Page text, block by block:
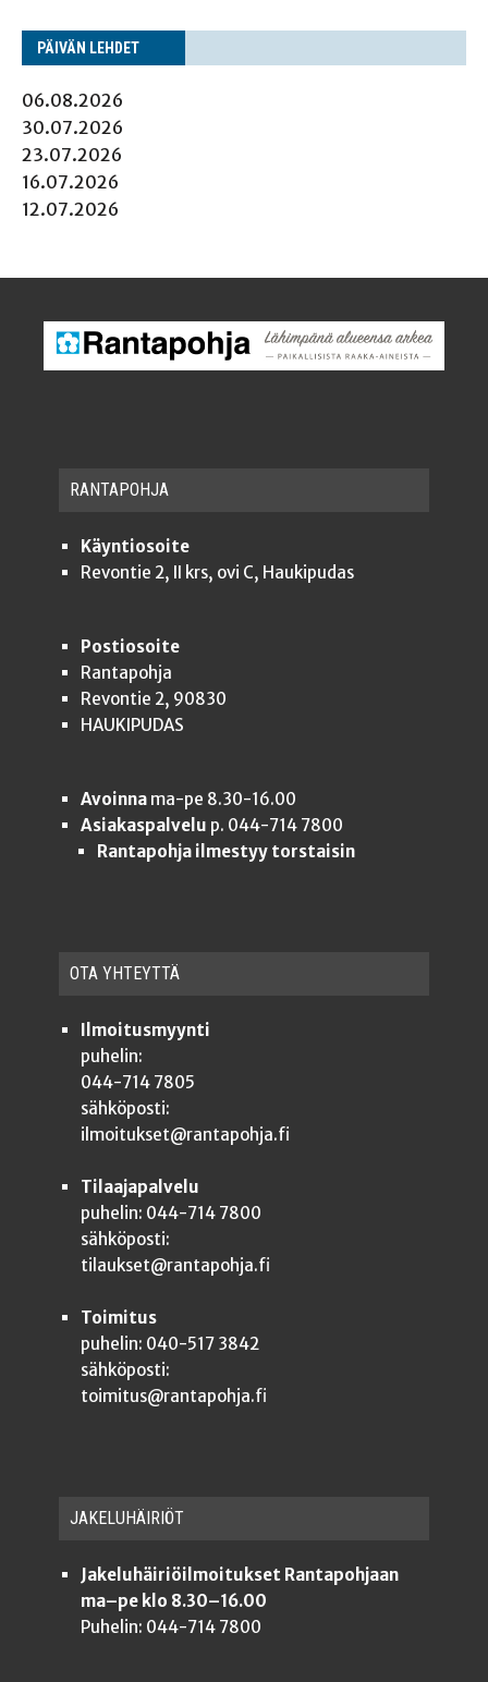
PÄI­VÄN LEHDET
06.08.2026
30.07.2026
23.07.2026
16.07.2026
12.07.2026
RAN­TA­POH­JA
Käyntiosoite
Revontie 2, II krs, ovi C, Haukipudas
Postiosoite
Rantapohja
Revontie 2, 90830
HAUKIPUDAS
Avoinnama-pe 8.30-16.00
Asiakaspalvelu p. 044-714 7800
Rantapohja ilmestyy torstaisin
OTA YHTEYT­TÄ
Ilmoitusmyynti
puhelin:
044-714 7805
sähköposti:
ilmoitukset@rantapohja.fi
Tilaajapalvelu
puhelin: 044-714 7800
sähköposti:
tilaukset@rantapohja.fi
Toimitus
puhelin: 040-517 3842
sähköposti:
toimitus@rantapohja.fi
JAKE­LU­HÄI­RIÖT
Jakeluhäiriöilmoitukset Rantapohjaan
ma–pe klo 8.30–16.00
Puhelin: 044-714 7800